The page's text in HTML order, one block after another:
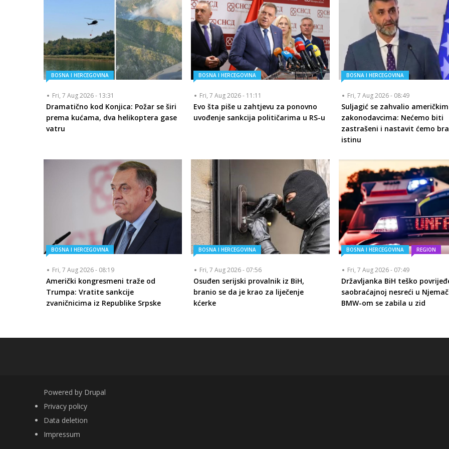
BOSNA I HERCEGOVINA
Fri, 7 Aug 2026 - 13:31
Dramatično kod Konjica: Požar se širi
prema kućama, dva helikoptera gase
vatru
BOSNA I HERCEGOVINA
Fri, 7 Aug 2026 - 11:11
Evo šta piše u zahtjevu za ponovno
uvođenje sankcija političarima u RS-u
BOSNA I HERCEGOVINA
Fri, 7 Aug 2026 - 08:49
Suljagić se zahvalio američkim
zakonodavcima: Nećemo biti
zastrašeni i nastavit ćemo
istinu
BOSNA I HERCEGOVINA
Fri, 7 Aug 2026 - 08:19
Američki kongresmeni traže od
Trumpa: Vratite sankcije
zvaničnicima iz Republike Srpske
BOSNA I HERCEGOVINA
Fri, 7 Aug 2026 - 07:56
Osuđen serijski provalnik iz BiH,
branio se da je krao za liječenje
kćerke
BOSNA I HERCEGOVINA REGION
Fri, 7 Aug 2026 - 07:49
Državljanka BiH teško
saobraćajnoj nesreći u
BMW-om se zabila u zid
Powered by Drupal
FOOTER
Privacy policy
Data deletion
Impressum